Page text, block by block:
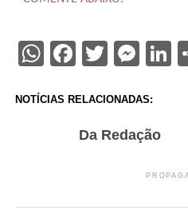
WhatsApp
Facebook
Twitter
NOTÍCIAS RELACIONADAS:
Da Redação